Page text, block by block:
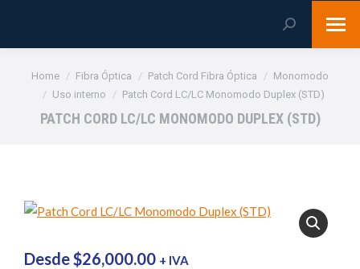
Search:
You are here:
Home Fibra Óptica Patch Cord Fibra Óptica
Monomodo
Uso interno
Patch Cord LC/LC Monomodo Duplex (STD)
PATCH CORD LC/LC MONOMODO DUPLEX (STD)
Desde$26,000.00 + IVA